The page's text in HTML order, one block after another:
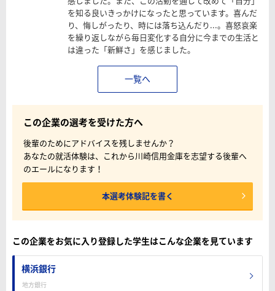
を知る良いきっかけになったと思っています。喜んだ
り、悔しがったり、時には落ち込んだり...。喜怒哀楽
を繰り返しながら毎日変化する自分に今までの生活と
は違った「新鮮さ」を感じました。
一覧へ
この企業の選考を受けた方へ
後輩のためにアドバイスを残しませんか？
あなたの就活体験は、これから川崎信用金庫を志望する後輩へ
のエールになります！
本選考体験記を書く
この企業をお気に入り登録した学生はこんな企業を見ています
横浜銀行
地方銀行